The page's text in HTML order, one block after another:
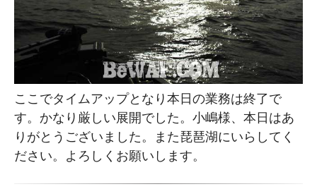
ここでタイムアップとなり本日の業務は終了で
す。かなり厳しい展開でした。小嶋様、本日はあ
りがとうございました。また琵琶湖にいらしてく
ださい。よろしくお願いします。